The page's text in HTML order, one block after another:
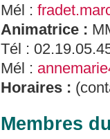
Mél :
Animatrice :
Tél :
Mél :
Horaires :
Membres